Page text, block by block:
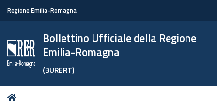
Regione Emilia-Romagna
Bollettino Ufficiale della Regione
Emilia-Romagna
(BURERT)
Tu